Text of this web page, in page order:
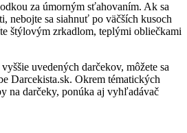
za úmorným sťahovaním. Ak sa
nebojte sa siahnuť po väčších kusoch
štýlovým zrkadlom, teplými obliečkami
uvedených darčekov, môžete sa
Darcekista.sk. Okrem tématických
na darčeky, ponúka aj vyhľadávač